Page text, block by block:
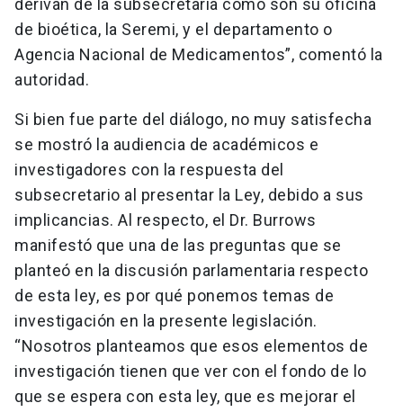
de bioética, la Seremi, y el departamento o
Agencia Nacional de Medicamentos”, comentó la
autoridad.
Si bien fue parte del diálogo, no muy satisfecha
se mostró la audiencia de académicos e
investigadores con la respuesta del
subsecretario al presentar la Ley, debido a sus
implicancias. Al respecto, el Dr. Burrows
manifestó que una de las preguntas que se
planteó en la discusión parlamentaria respecto
de esta ley, es por qué ponemos temas de
investigación en la presente legislación.
“Nosotros planteamos que esos elementos de
investigación tienen que ver con el fondo de lo
que se espera con esta ley, que es mejorar el